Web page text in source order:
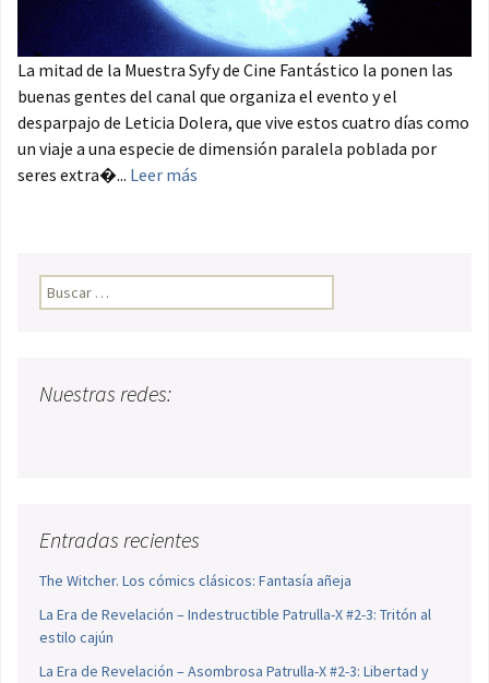
La mitad de la Muestra Syfy de Cine Fantástico la ponen las
buenas gentes del canal que organiza el evento y el
desparpajo de Leticia Dolera, que vive estos cuatro días como
un viaje a una especie de dimensión paralela poblada por
seres extra�... Leer más
Buscar:
Nuestras redes:
Entradas recientes
The Witcher. Los cómics clásicos: Fantasía añeja
La Era de Revelación – Indestructible Patrulla-X #2-3: Tritón al
estilo cajún
La Era de Revelación – Asombrosa Patrulla-X #2-3: Libertad y